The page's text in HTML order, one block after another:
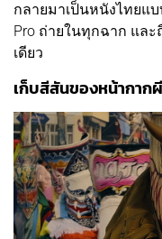
กลายมาเป็นหนังไทยแ
Pro ถ่ายในทุกฉาก และ
เดียว
เก็บสีสันของหน้ากาก